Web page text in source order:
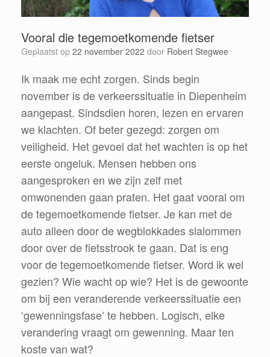
Vooral die tegemoetkomende fietser
Geplaatst op 22 november 2022 door Robert Stegwee
Ik maak me echt zorgen. Sinds begin
november is de verkeerssituatie in Diepenheim
aangepast. Sindsdien horen, lezen en ervaren
we klachten. Of beter gezegd: zorgen om
veiligheid. Het gevoel dat het wachten is op het
eerste ongeluk. Mensen hebben ons
aangesproken en we zijn zelf met
omwonenden gaan praten. Het gaat vooral om
de tegemoetkomende fietser. Je kan met de
auto alleen door de wegblokkades slalommen
door over de fietsstrook te gaan. Dat is eng
voor de tegemoetkomende fietser. Word ik wel
gezien? Wie wacht op wie? Het is de gewoonte
om bij een veranderende verkeerssituatie een
‘gewenningsfase’ te hebben. Logisch, elke
verandering vraagt om gewenning. Maar ten
koste van wat?